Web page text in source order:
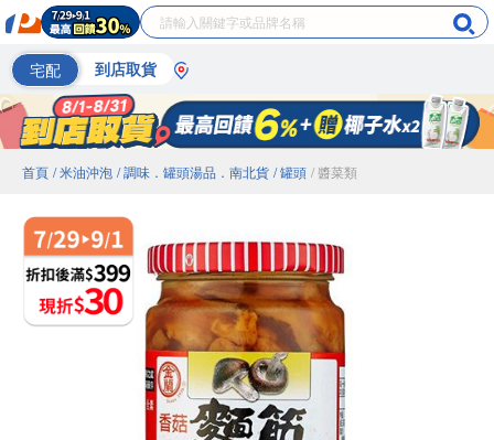
宅配 到店取貨
首頁 / 米油沖泡 / 調味．罐頭湯品．南北貨 / 罐頭 / 醬菜類